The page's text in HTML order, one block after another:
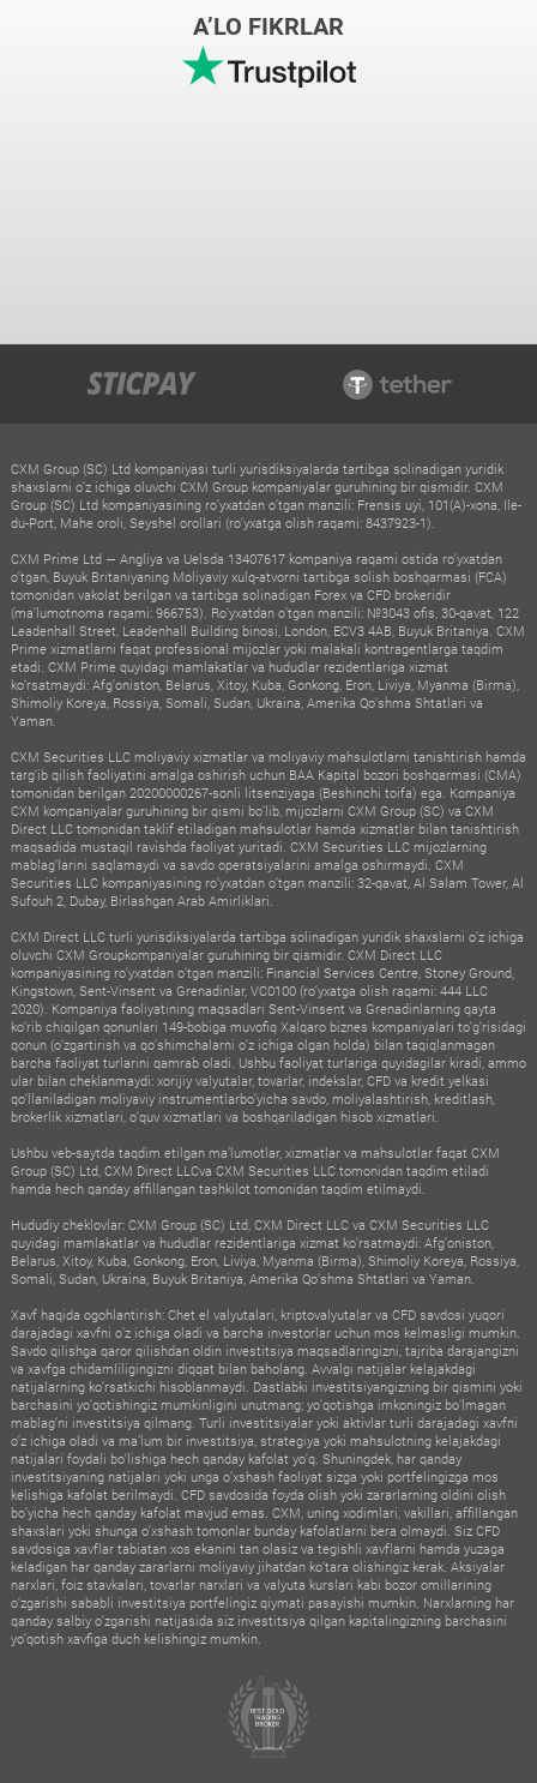
A’LO FIKRLAR
CXM Group (SC) Ltd kompaniyasi turli yurisdiksiyalarda tartibga solinadigan yuridik
shaxslarni o‘z ichiga oluvchi CXM Group kompaniyalar guruhining bir qismidir. CXM
Group (SC) Ltd kompaniyasining ro‘yxatdan o‘tgan manzili: Frensis uyi, 101(A)-xona, Ile-
du-Port, Mahe oroli, Seyshel orollari (ro‘yxatga olish raqami: 8437923-1).
CXM Prime Ltd — Angliya va Uelsda 13407617 kompaniya raqami ostida ro‘yxatdan
o‘tgan, Buyuk Britaniyaning Moliyaviy xulq-atvorni tartibga solish boshqarmasi (FCA)
tomonidan vakolat berilgan va tartibga solinadigan Forex va CFD brokeridir
(ma’lumotnoma raqami: 966753). Ro‘yxatdan o‘tgan manzili: №3043 ofis, 30-qavat, 122
Leadenhall Street, Leadenhall Building binosi, London, ECV3 4AB, Buyuk Britaniya. CXM
Prime xizmatlarni faqat professional mijozlar yoki malakali kontragentlarga taqdim
etadi. CXM Prime quyidagi mamlakatlar va hududlar rezidentlariga xizmat
ko‘rsatmaydi: Afg‘oniston, Belarus, Xitoy, Kuba, Gonkong, Eron, Liviya, Myanma (Birma),
Shimoliy Koreya, Rossiya, Somali, Sudan, Ukraina, Amerika Qo‘shma Shtatlari va
Yaman.
CXM Securities LLC moliyaviy xizmatlar va moliyaviy mahsulotlarni tanishtirish hamda
targ‘ib qilish faoliyatini amalga oshirish uchun BAA Kapital bozori boshqarmasi (CMA)
tomonidan berilgan 20200000267-sonli litsenziyaga (Beshinchi toifa) ega. Kompaniya
CXM kompaniyalar guruhining bir qismi bo‘lib, mijozlarni CXM Group (SC) va CXM
Direct LLC tomonidan taklif etiladigan mahsulotlar hamda xizmatlar bilan tanishtirish
maqsadida mustaqil ravishda faoliyat yuritadi. CXM Securities LLC mijozlarning
mablag‘larini saqlamaydi va savdo operatsiyalarini amalga oshirmaydi. CXM
Securities LLC kompaniyasining ro‘yxatdan o‘tgan manzili: 32-qavat, Al Salam Tower, Al
Sufouh 2, Dubay, Birlashgan Arab Amirliklari.
CXM Direct LLC turli yurisdiksiyalarda tartibga solinadigan yuridik shaxslarni o‘z ichiga
oluvchi CXM Groupkompaniyalar guruhining bir qismidir. CXM Direct LLC
kompaniyasining ro‘yxatdan o‘tgan manzili: Financial Services Centre, Stoney Ground,
Kingstown, Sent-Vinsent va Grenadinlar, VC0100 (ro‘yxatga olish raqami: 444 LLC
2020). Kompaniya faoliyatining maqsadlari Sent-Vinsent va Grenadinlarning qayta
ko‘rib chiqilgan qonunlari 149-bobiga muvofiq Xalqaro biznes kompaniyalari to‘g‘risidagi
qonun (o‘zgartirish va qo‘shimchalarni o‘z ichiga olgan holda) bilan taqiqlanmagan
barcha faoliyat turlarini qamrab oladi. Ushbu faoliyat turlariga quyidagilar kiradi, ammo
ular bilan cheklanmaydi: xorijiy valyutalar, tovarlar, indekslar, CFD va kredit yelkasi
qo‘llaniladigan moliyaviy instrumentlarbo‘yicha savdo, moliyalashtirish, kreditlash,
brokerlik xizmatlari, o‘quv xizmatlari va boshqariladigan hisob xizmatlari.
Ushbu veb-saytda taqdim etilgan ma’lumotlar, xizmatlar va mahsulotlar faqat CXM
Group (SC) Ltd, CXM Direct LLCva CXM Securities LLC tomonidan taqdim etiladi
hamda hech qanday affillangan tashkilot tomonidan taqdim etilmaydi.
Hududiy cheklovlar: CXM Group (SC) Ltd, CXM Direct LLC va CXM Securities LLC
quyidagi mamlakatlar va hududlar rezidentlariga xizmat ko‘rsatmaydi: Afg‘oniston,
Belarus, Xitoy, Kuba, Gonkong, Eron, Liviya, Myanma (Birma), Shimoliy Koreya, Rossiya,
Somali, Sudan, Ukraina, Buyuk Britaniya, Amerika Qo‘shma Shtatlari va Yaman.
Xavf haqida ogohlantirish: Chet el valyutalari, kriptovalyutalar va CFD savdosi yuqori
darajadagi xavfni o‘z ichiga oladi va barcha investorlar uchun mos kelmasligi mumkin.
Savdo qilishga qaror qilishdan oldin investitsiya maqsadlaringizni, tajriba darajangizni
va xavfga chidamliligingizni diqqat bilan baholang. Avvalgi natijalar kelajakdagi
natijalarning ko‘rsatkichi hisoblanmaydi. Dastlabki investitsiyangizning bir qismini yoki
barchasini yo‘qotishingiz mumkinligini unutmang; yo‘qotishga imkoningiz bo‘lmagan
mablag‘ni investitsiya qilmang. Turli investitsiyalar yoki aktivlar turli darajadagi xavfni
o‘z ichiga oladi va ma’lum bir investitsiya, strategiya yoki mahsulotning kelajakdagi
natijalari foydali bo‘lishiga hech qanday kafolat yo‘q. Shuningdek, har qanday
investitsiyaning natijalari yoki unga o‘xshash faoliyat sizga yoki portfelingizga mos
kelishiga kafolat berilmaydi. CFD savdosida foyda olish yoki zararlarning oldini olish
bo‘yicha hech qanday kafolat mavjud emas. CXM, uning xodimlari, vakillari, affillangan
shaxslari yoki shunga o‘xshash tomonlar bunday kafolatlarni bera olmaydi. Siz CFD
savdosiga xavflar tabiatan xos ekanini tan olasiz va tegishli xavflarni hamda yuzaga
keladigan har qanday zararlarni moliyaviy jihatdan ko‘tara olishingiz kerak. Aksiyalar
narxlari, foiz stavkalari, tovarlar narxlari va valyuta kurslari kabi bozor omillarining
o‘zgarishi sababli investitsiya portfelingiz qiymati pasayishi mumkin. Narxlarning har
qanday salbiy o‘zgarishi natijasida siz investitsiya qilgan kapitalingizning barchasini
yo‘qotish xavfiga duch kelishingiz mumkin.